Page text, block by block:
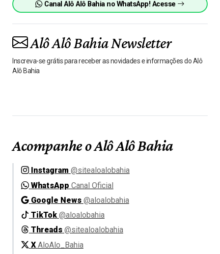
Canal Alô Alô Bahia no WhatsApp! Acesse
Alô Alô Bahia Newsletter
Inscreva-se grátis para receber as novidades e informações do Alô
Alô Bahia
Acompanhe o Alô Alô Bahia
Instagram @sitealoalobahia
WhatsApp Canal Oficial
Google News @aloalobahia
TikTok @aloalobahia
Threads @sitealoalobahia
X AloAlo_Bahia